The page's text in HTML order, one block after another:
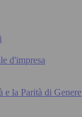
d'impresa
e la Parità di Genere